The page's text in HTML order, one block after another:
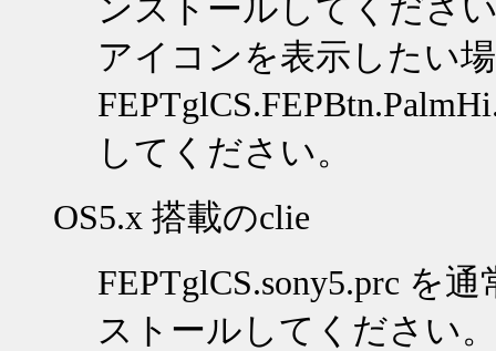
ンストールしてくださ
アイコンを表示したい
してください。
OS5.x 搭載のclie
FEPTglCS.sony5.prc を通
ストールしてください。